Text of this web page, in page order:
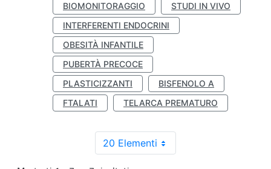
BIOMONITORAGGIO
STUDI IN VIVO
INTERFERENTI ENDOCRINI
OBESITÀ INFANTILE
PUBERTÀ PRECOCE
PLASTICIZZANTI
BISFENOLO A
FTALATI
TELARCA PREMATURO
20 Elementi